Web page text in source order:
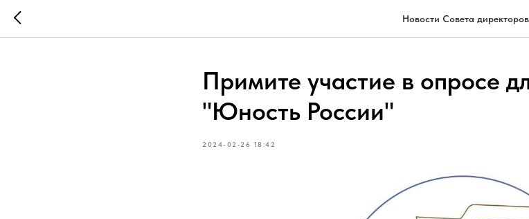
Новости Совета директоров
Примите участие в опросе
"Юность России"
2024-02-26 18:42